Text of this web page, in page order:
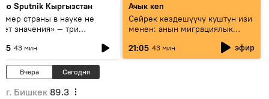
Sputnik Кыргызстан
страны в науке не
значения» — три
и Кыргызстана в
43 мин
Ачык кеп
Сейрек кездешүүчү куштун изи
менен: анын миграциялык
жолу эмнеден кабар берет?
21:05 43 мин эфир
Вчера Сегодня
г. Бишкек 89.3